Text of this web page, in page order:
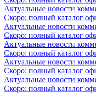
Актуальные новости
Скоро: полный каталог
Актуальные новости
Скоро: полный каталог
Актуальные новости
Скоро: полный каталог
Актуальные новости
Скоро: полный каталог
Актуальные новости
Скоро: полный каталог